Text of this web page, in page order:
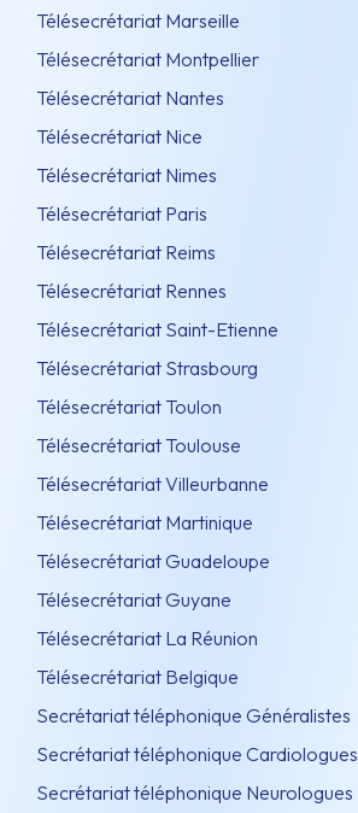
Télésecrétariat Marseille
Télésecrétariat Montpellier
Télésecrétariat Nantes
Télésecrétariat Nice
Télésecrétariat Nimes
Télésecrétariat Paris
Télésecrétariat Reims
Télésecrétariat Rennes
Télésecrétariat Saint-Etienne
Télésecrétariat Strasbourg
Télésecrétariat Toulon
Télésecrétariat Toulouse
Télésecrétariat Villeurbanne
Télésecrétariat Martinique
Télésecrétariat Guadeloupe
Télésecrétariat Guyane
Télésecrétariat La Réunion
Télésecrétariat Belgique
Secrétariat téléphonique Généralistes
Secrétariat téléphonique Cardiologues
Secrétariat téléphonique Neurologues